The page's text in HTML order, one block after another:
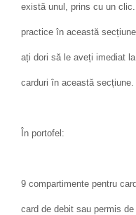
există unul, prins cu un
practice în această
ați dori să le aveți imediat
carduri în această secțiune.
În portofel:
9 compartimente pentru
card de debit sau permis de